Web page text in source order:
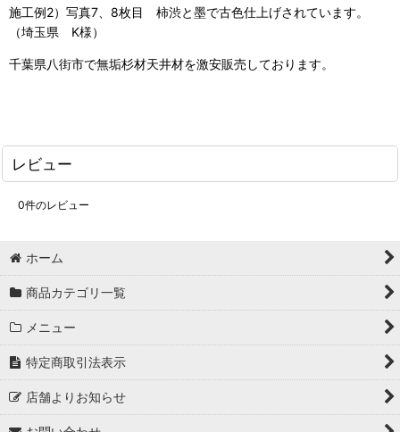
施工例2）写真7、8枚目 柿渋と墨で古色仕上げされています。
（埼玉県 K様）
千葉県八街市で無垢杉材天井材を激安販売しております。
レビュー
0件のレビュー
ホーム
商品カテゴリ一覧
メニュー
特定商取引法表示
店舗よりお知らせ